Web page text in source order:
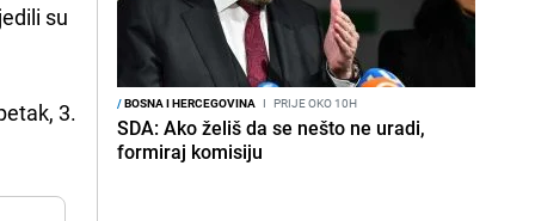
su
3. /BOSNA I HERCEGOVINA I PRIJE OKO 10H
SDA: Ako želiš da se nešto ne uradi,
formiraj komisiju